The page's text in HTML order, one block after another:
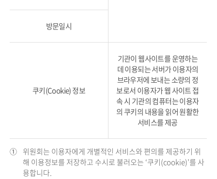
방문일시
쿠키(Cookie) 정보
기관이 웹사이트를 운영하는
데 이용되는 서버가 이용자의
브라우저에 보내는 소량의 정
보로서 이용자가 웹 사이트 접
속 시 기관의 컴퓨터는 이용자
의 쿠키의 내용을 읽어 원활한
서비스를 제공
① 위원회는 이용자에게 개별적인 서비스와 편의를 제공하기 위
해 이용정보를 저장하고 수시로 불러오는 ‘쿠키(cookie)’를 사
용합니다.